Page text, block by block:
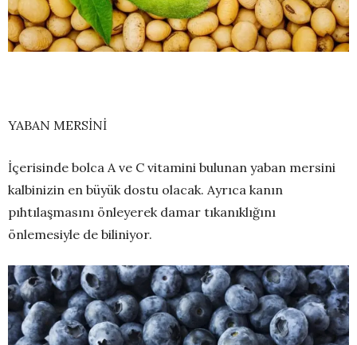
YABAN MERSİNİ
İçerisinde bolca A ve C vitamini bulunan yaban mersini
kalbinizin en büyük dostu olacak. Ayrıca kanın
pıhtılaşmasını önleyerek damar tıkanıklığını
önlemesiyle de biliniyor.